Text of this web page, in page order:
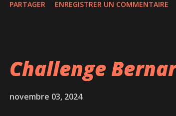
PARTAGER ENREGISTRER UN COMMENTAIRE
Challenge
novembre 03, 2024